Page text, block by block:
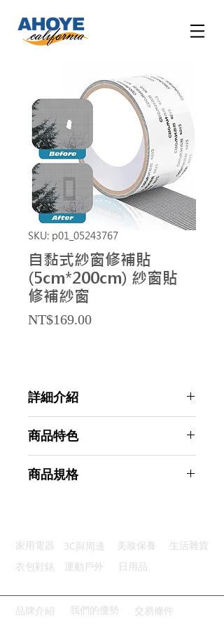
SKU: p01_05243767
自黏式紗窗修補貼
(5cm*200cm) 紗窗貼
修補紗窗
NT$169.00Price
詳細介紹
商品特色
防止蚊蟲：四角細密網目有效隔離
商品規格
主要材質：尼龍
商品尺寸：200*5*0.1cm
產地名稱：中國大陸
代理商：亞桓有限公司
家用電器 3C與周邊 美妝保養
生活雜貨
衣包鞋錶
運動戶外 日用品
品牌介紹 我們的優勢 交易條件